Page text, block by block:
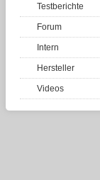
Testberichte
Forum
Intern
Hersteller
Videos